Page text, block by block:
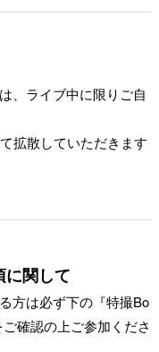
、ライブ中に限りご自
拡散していただきます
に関して
方は必ず下の『特撮Bo
確認の上ご参加くださ